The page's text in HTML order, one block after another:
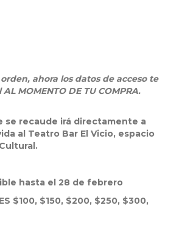
ahora los datos de acceso te
MOMENTO DE TU COMPRA.
se recaude irá directamente a
al Teatro Bar El Vicio, espacio
hasta el 28 de febrero
$100, $150, $200, $250, $300,